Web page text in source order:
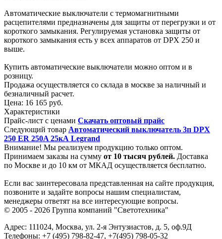
Автоматические выключатели с термомагнитными
расцепителями предназначены для защиты от перегрузки и от
короткого замыкания. Регулируемая установка защиты от
короткого замыкания есть у всех аппаратов от DPX 250 и
выше.
Купить автоматические выключатели можно оптом и в
розницу.
Продажа осуществляется со склада в москве за наличный и
безналичный расчет.
Цена: 16 165 руб.
Характеристики
Прайс-лист с ценами Скачать оптовый прайс
Следующий товар Автоматический выключатель 3п DPX
250 ER 250A 25кА Legrand
Внимание! Мы реализуем продукцию только оптом.
Принимаем заказы на сумму от 10 тысяч рублей. Доставка
по Москве и до 10 км от МКАД осуществляется бесплатно.
Если вас заинтересовала представленная на сайте продукция,
позвоните и задайте вопросы нашим специалистам,
менеджеры ответят на все интересующие вопросы.
© 2005 - 2026 Группа компаний "Светотехника"
Адрес: 111024, Москва, ул. 2-я Энтузиастов, д. 5, оф.9Д
Телефоны: +7 (495) 798-82-47, +7(495) 798-05-32